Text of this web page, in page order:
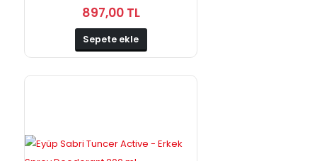
897,00 TL
Sepete ekle